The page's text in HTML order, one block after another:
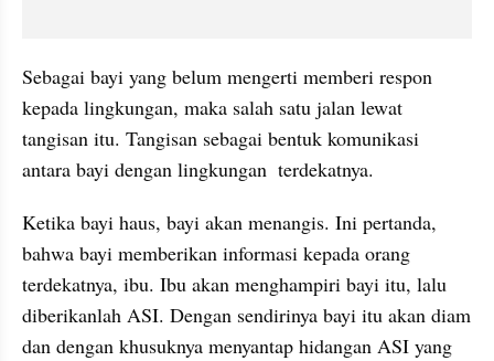
Sebagai bayi yang belum mengerti memberi respon
kepada lingkungan, maka salah satu jalan lewat
tangisan itu. Tangisan sebagai bentuk komunikasi
antara bayi dengan lingkungan  terdekatnya.
Ketika bayi haus, bayi akan menangis. Ini pertanda,
bahwa bayi memberikan informasi kepada orang
terdekatnya, ibu. Ibu akan menghampiri bayi itu, lalu
diberikanlah ASI. Dengan sendirinya bayi itu akan diam
dan dengan khusuknya menyantap hidangan ASI yang